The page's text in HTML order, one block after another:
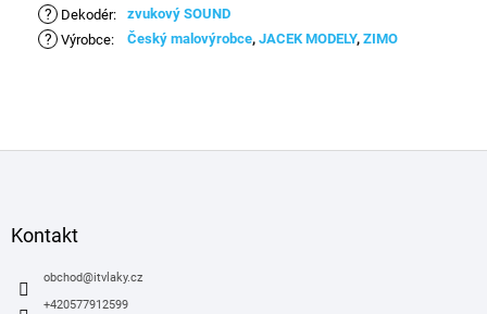
? Dekodér: zvukový SOUND
? Výrobce: Český malovýrobce, JACEK MODELY, ZIMO
Kontakt
obchod@itvlaky.cz
+420577912599